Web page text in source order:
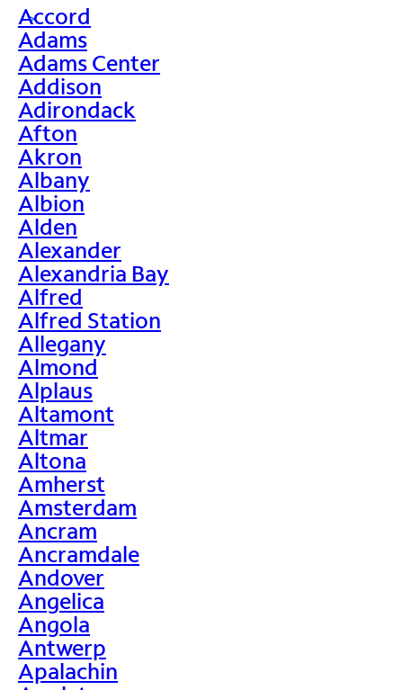
>
Accord
Adams
Adams Center
Addison
Adirondack
Afton
Akron
Albany
Albion
Alden
Alexander
Alexandria Bay
Alfred
Alfred Station
Allegany
Almond
Alplaus
Altamont
Altmar
Altona
Amherst
Amsterdam
Ancram
Ancramdale
Andover
Angelica
Angola
Antwerp
Apalachin